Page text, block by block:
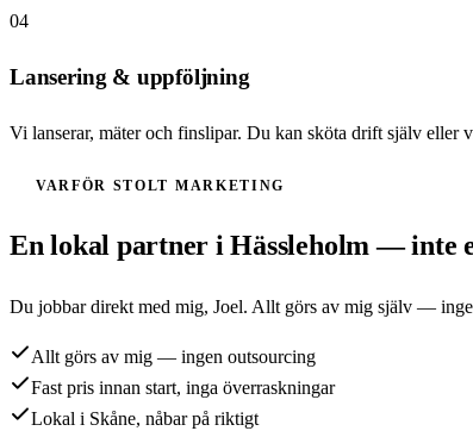
04
Lansering & uppföljning
Vi lanserar, mäter och finslipar. Du kan sköta drift själv eller
VARFÖR STOLT MARKETING
En lokal partner iHässleholm — inte
Du jobbar direkt med mig, Joel. Allt görs av mig själv —
Allt görs av mig — ingen outsourcing
Fast pris innan start, inga överraskningar
Lokal i Skåne, nåbar på riktigt